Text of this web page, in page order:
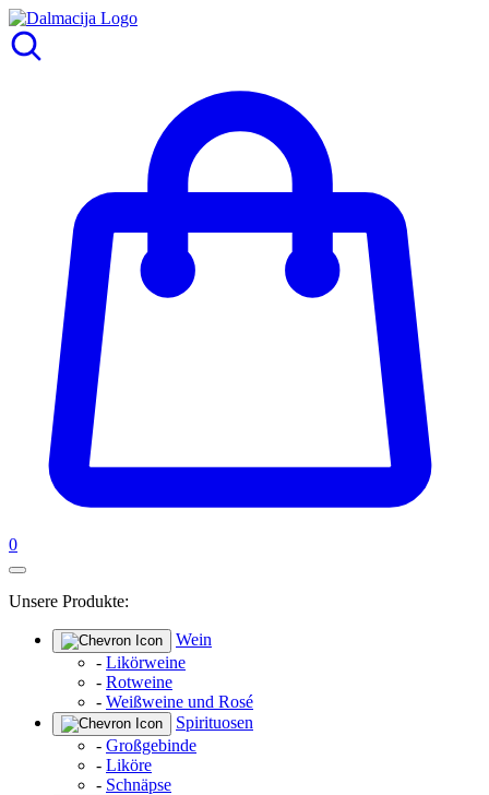
0
Unsere Produkte:
Wein
- Likörweine
- Rotweine
- Weißweine und Rosé
Spirituosen
- Großgebinde
- Liköre
- Schnäpse